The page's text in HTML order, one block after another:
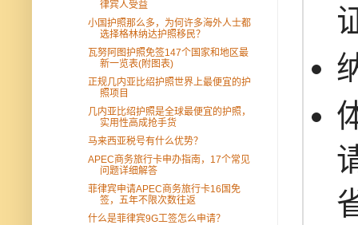
律宾人受益
小国护照那么多，为何许多海外人士都
选择格林纳达护照移民？
瓦努阿图护照免签147个国家和地区最
新一览表(附图表)
正规几内亚比绍护照世界上最便宜的护
照项目
几内亚比绍护照是全球最便宜的护照，
实用性高成抢手货
马来西亚税号有什么优势？
APEC商务旅行卡申办指南，17个常见
问题详细解答
菲律宾申请APEC商务旅行卡16国免
签，五年不限次数往返
什么是菲律宾9G工签怎么申请？